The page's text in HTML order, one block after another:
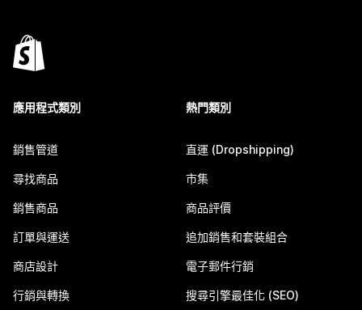
應用程式類別
銷售管道
尋找商品
銷售商品
訂單與運送
商店設計
行銷與轉換
熱門類別
直運 (Dropshipping)
市集
商品評價
追加銷售和套裝組合
電子郵件行銷
搜尋引擎最佳化 (SEO)